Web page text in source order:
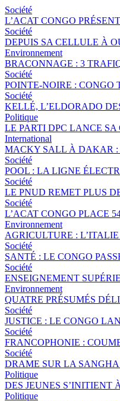
Société
L’ACAT CONGO
Société
DEPUIS SA CELLULE À
Environnement
BRACONNAGE : 3
Société
POINTE-NOIRE : CONGO
Société
KELLÉ, L’ELDORADO
Politique
LE PARTI DPC LANCE SA
International
MACKY SALL À DAKAR :
Société
POOL : LA LIGNE
Société
LE PNUD REMET PLUS
Société
L’ACAT CONGO PLACE
Environnement
AGRICULTURE :
Société
SANTÉ : LE CONGO
Société
ENSEIGNEMENT
Environnement
QUATRE PRÉSUMÉS
Société
JUSTICE : LE CONGO
Société
FRANCOPHONIE :
Société
DRAME SUR LA
Politique
DES JEUNES
Politique